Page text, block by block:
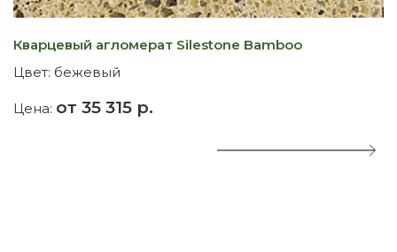
Кварцевый агломерат Silestone Bamboo
Цвет: бежевый
Цена: от 35 315 р.